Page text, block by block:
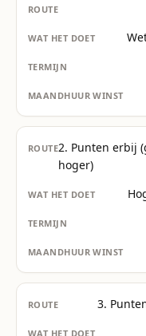
2. Punten erbij
hoger)
3.